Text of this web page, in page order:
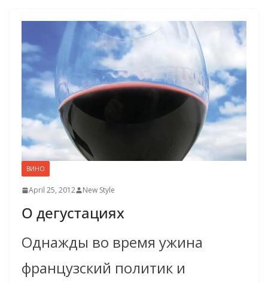
ВИНО
April 25, 2012 New Style
О дегуста­циях
Однажды во время ужина
француз­ский политик и